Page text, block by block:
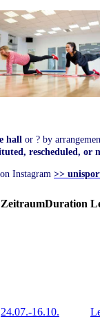
hall or ? by
rescheduled,
Instagram >>
ZeitraumDuration
24.07.-16.10.